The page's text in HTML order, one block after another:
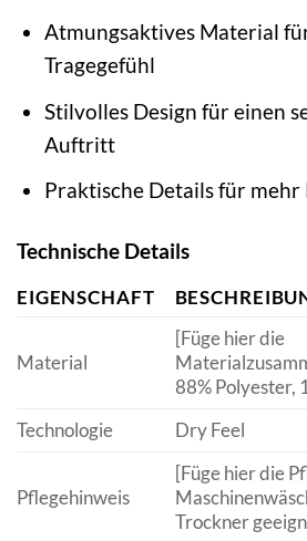
Atmungsaktives Material
Tragegefühl
Stilvolles Design für einen
Auftritt
Praktische Details für
Technische Details
EIGENSCHAFT
Material
[Füge hier die
88% Polyester,
Technologie
Dry Feel
Pflegehinweis
[Füge hier die
Trockner